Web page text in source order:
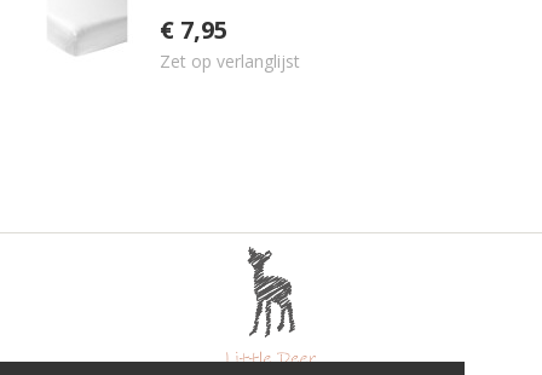
€ 7,95
Zet op verlanglijst